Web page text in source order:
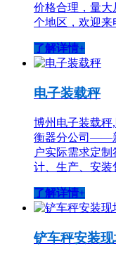
价格合理，量大
个地区，欢迎来
了解详情+
电子装载秤
博州电子装载
衡器分公司——
户实际需求定
计、生产、安装
了解详情+
铲车秤安装